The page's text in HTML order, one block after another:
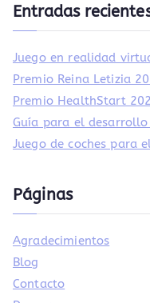
Entradas
Juego en realidad
Premio Reina Letizia
Premio HealthStart
Guía para el desarrollo
Juego de coches para
Páginas
Agradecimientos
Blog
Contacto